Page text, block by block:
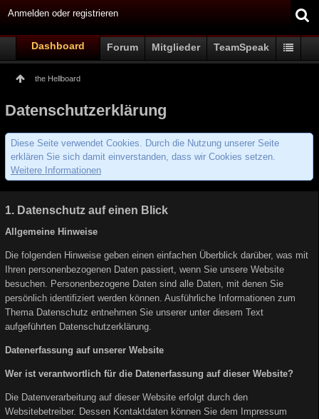
Anmelden oder registrieren
Dashboard Forum Mitglieder TeamSpeak
the Hellboard
Datenschutzerklärung
Diese Seite verwendet Cookies. Durch die Nutzung unserer Seite
erklären Sie sich damit einverstanden, dass wir Cookies setzen.
Weitere Informationen
1. Datenschutz auf einen Blick
Allgemeine Hinweise
Die folgenden Hinweise geben einen einfachen Überblick darüber, was mit
Ihren personenbezogenen Daten passiert, wenn Sie unsere Website
besuchen. Personenbezogene Daten sind alle Daten, mit denen Sie
persönlich identifiziert werden können. Ausführliche Informationen zum
Thema Datenschutz entnehmen Sie unserer unter diesem Text
aufgeführten Datenschutzerklärung.
Datenerfassung auf unserer Website
Wer ist verantwortlich für die Datenerfassung auf dieser Website?
Die Datenverarbeitung auf dieser Website erfolgt durch den
Websitebetreiber. Dessen Kontaktdaten können Sie dem Impressum